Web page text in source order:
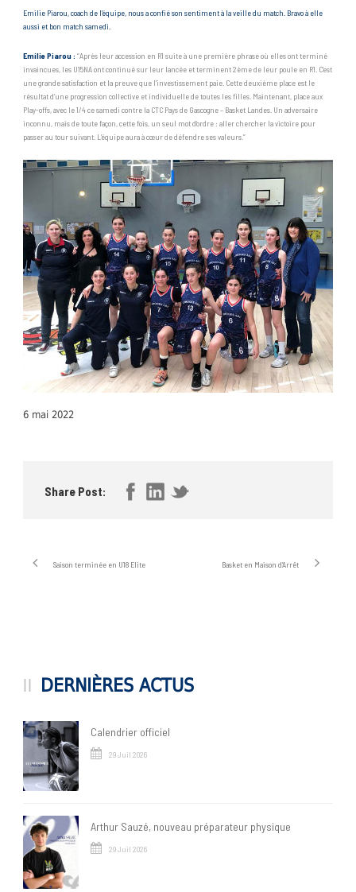
Emilie Piarou, coach de l’équipe, nous a confié son sentiment à la veille du match. Bravo à elle
aussi et bon match samedi.
Emilie Piarou : “Après leur accession en R1 suite à une première phrase où elles ont terminé
invaincues, les U15NA ont continué sur leur lancée et terminent 2ème de leur poule en R1. C’est
une grande satisfaction et la preuve que l’investissement paie. Cette deuxième place est le
résultat d’une progression collective et individuelle de toutes les filles. Maintenant, place aux
Play-offs, avec le 1/4 ce samedi contre la CTC Pays de Gascogne – Basket Landes. Un adversaire
inconnu, mais de toute façon, cette fois, un seul mot d’ordre : aller chercher la victoire pour
passer au tour suivant. L’équipe aura à cœur de défendre ses valeurs.”
6 mai 2022
Share Post:
Saison terminée en U18 Elite Basket en Maison d’Arrêt
DERNIÈRES ACTUS
Calendrier officiel
29 Juil 2026
Arthur Sauzé, nouveau préparateur physique
29 Juil 2026